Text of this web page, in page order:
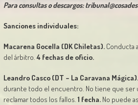
Para consultas o descargos:
Sanciones individuales:
Macarena Gocella (DK Chiletas).Conducta
del árbitro. 4 fechas de oficio.
Leandro Casco (DT – La Caravana Mágica).
durante todo el encuentro. No tiene que ser
reclamar todos los fallos.1 fecha.No puede